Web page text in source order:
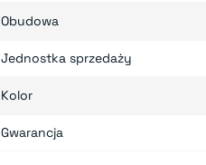
Obudowa
Jednostka sprzedaży
Kolor
Gwarancja